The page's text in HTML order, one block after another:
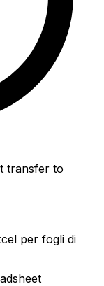
transfer to
per fogli di